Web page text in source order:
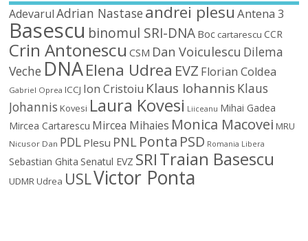
Adevarul Adrian Nastaseandrei plesuAntena 3
Basescu binomul SRI-DNA Boc cartarescu CCR
Crin Antonescu CSM Dan Voiculescu Dilema
Veche DNAElena Udrea EVZ Florian Coldea
Gabriel Oprea ICCJ Ion Cristoiu Klaus Iohannis Klaus
Johannis Kovesi Laura Kovesi Liiceanu Mihai Gadea
Mircea Cartarescu Mircea Mihaies Monica Macovei MRU
Nicusor Dan PDL Plesu PNL Ponta PSD Romania Libera
Sebastian Ghita Senatul EVZ SRITraian Basescu
UDMRUdrea USLVictor Ponta